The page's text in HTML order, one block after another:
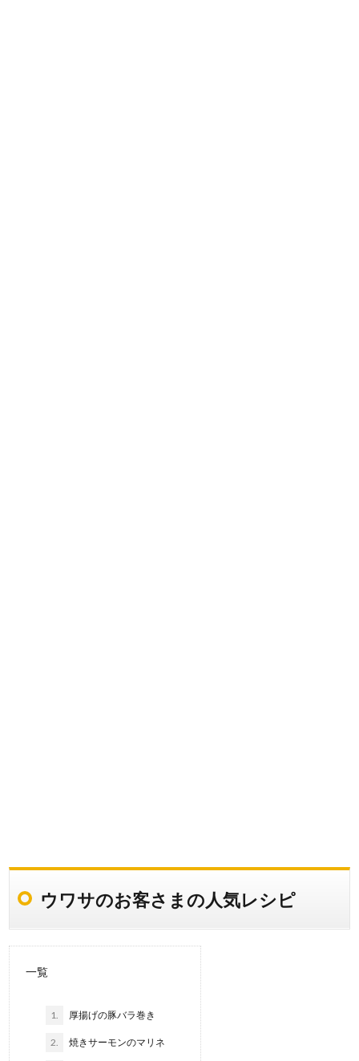
ウワサのお客さまの人気レシピ
一覧
1. 厚揚げの豚バラ巻き
2. 焼きサーモンのマリネ